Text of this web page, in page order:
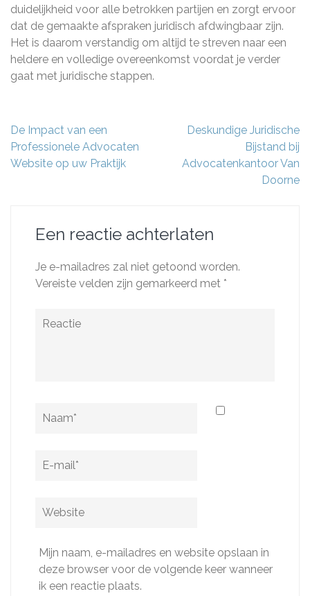
duidelijkheid voor alle betrokken partijen en zorgt ervoor
dat de gemaakte afspraken juridisch afdwingbaar zijn.
Het is daarom verstandig om altijd te streven naar een
heldere en volledige overeenkomst voordat je verder
gaat met juridische stappen.
Berichtnavigatie
De Impact van een
Professionele Advocaten
Website op uw Praktijk
Deskundige Juridische
Bijstand bij
Advocatenkantoor Van
Doorne
Een reactie achterlaten
Je e-mailadres zal niet getoond worden.
Vereiste velden zijn gemarkeerd met *
Reactie
Naam
E-
Website
Mijn naam, e-mailadres en website opslaan in
deze browser voor de volgende keer wanneer
ik een reactie plaats.